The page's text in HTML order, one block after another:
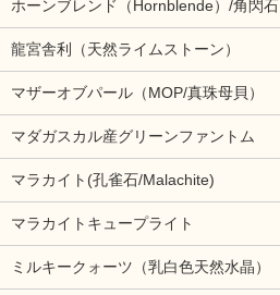
ホーンブレンド（Hornblende）/角閃石
龍宮舎利（天然ライムストーン）
マザーオブパール（MOP/真珠母貝）
マダガスカル産グリーンファントム
マラカイト(孔雀石/Malachite)
マラカイトキュープライト
ミルキークォーツ（乳白色天然水晶）